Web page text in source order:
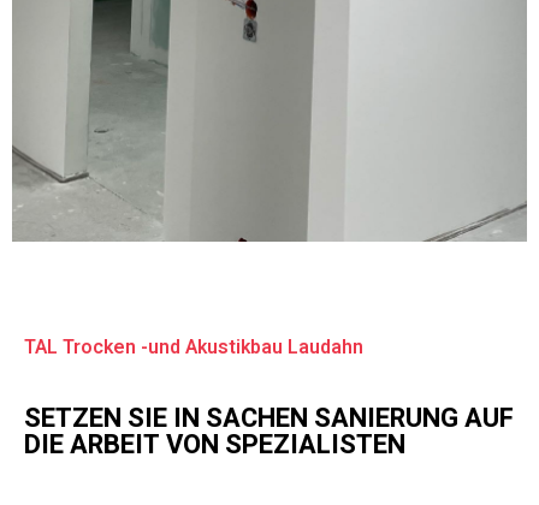
TAL Trocken -und Akustikbau Laudahn
SETZEN SIE IN SACHEN SANIERUNG AUF
DIE ARBEIT VON SPEZIALISTEN